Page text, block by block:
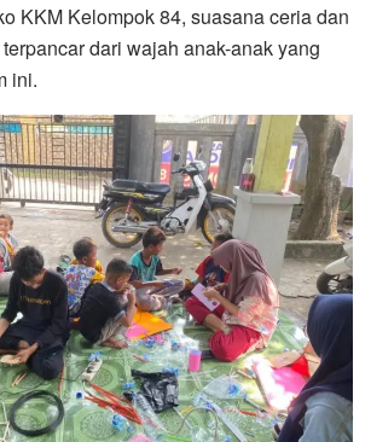
KKM Kelompok 84, suasana ceria dan
dari wajah anak-anak yang
ini.